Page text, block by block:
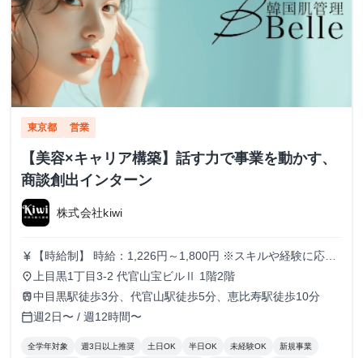
東京都 営業
【美容×キャリア構築】話す力で事業を動かす、
商談創出インターン
株式会社kiwi
currency_yen
【時給制】 時給：1,226円～1,800円 ※スキルや経験に応じ
て昇給します。 【月給制】 尚、フルコミットできる方は月
給制もご用意しております。 月給: 230,000円〜 ※毎月行う
評価面談により毎月昇給の可能性あり ※年間の昇給平均額
80,000円 <モデル月収> 260,000円 /入社6ヶ月 330,000
円 /入社1年 400,000円 /入社1年半 500,000円 /入社2年
place 上目黒1丁目3-2 代官山宝ビルⅡ 1階2階
train中目黒駅徒歩3分、代官山駅徒歩5分、恵比寿駅徒歩10分
calendar_today週2日〜 / 週12時間〜
全学年対象 週3日以上推奨 土日OK 半日OK 未経験OK 新規事業